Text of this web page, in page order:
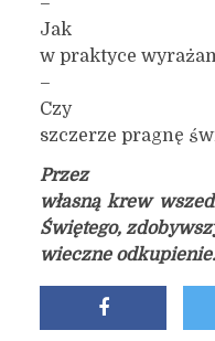
Jak
w praktyce
–
Czy
szczerze pragnę
Przez
własną krew
Świętego,
wieczne